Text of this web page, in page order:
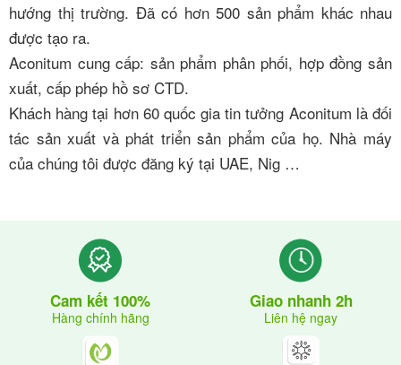
hướng thị trường. Đã có hơn 500 sản phẩm khác nhau
được tạo ra.
Aconitum cung cấp: sản phẩm phân phối, hợp đồng sản
xuất, cấp phép hồ sơ CTD.
Khách hàng tại hơn 60 quốc gia tin tưởng Aconitum là đối
tác sản xuất và phát triển sản phẩm của họ. Nhà máy
của chúng tôi được đăng ký tại UAE, Nig …
Cam kết 100%
Hàng chính hãng
Giao nhanh 2h
Liên hệ ngay